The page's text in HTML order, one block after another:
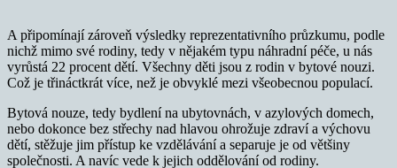
A připomínají zároveň výsledky reprezentativního průzkumu, podle
nichž mimo své rodiny, tedy v nějakém typu náhradní péče, u nás
vyrůstá 22 procent dětí. Všechny děti jsou z rodin v bytové nouzi.
Což je třináctkrát více, než je obvyklé mezi všeobecnou populací.
Bytová nouze, tedy bydlení na ubytovnách, v azylových domech,
nebo dokonce bez střechy nad hlavou ohrožuje zdraví a výchovu
dětí, stěžuje jim přístup ke vzdělávání a separuje je od většiny
společnosti. A navíc vede k jejich oddělování od rodiny.